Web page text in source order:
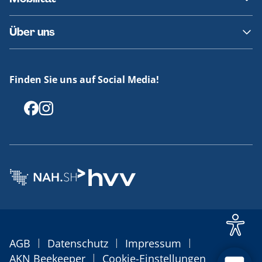
Fundsachen
Häufige Fragen
Barrierefreies Reisen
Erklärung Barrierefreiheit
Über uns
Offenlegungen
Finden Sie uns auf Social Media!
AGB | Datenschutz | Impressum |
AKN Beekeeper | Cookie-Einstellungen